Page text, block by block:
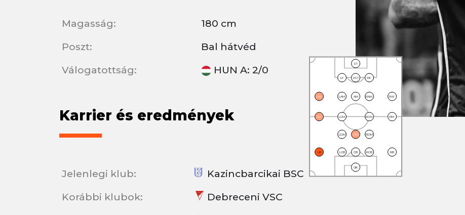
Magasság:
180 cm
Poszt:
Bal hátvéd
Válogatottság:
HUN A: 2/0
Karrier és eredmények
Jelenlegi klub:
Kazincbarcikai BSC
Korábbi klubok:
Debreceni VSC
ST
LF 2ST RF
LW LAM AM RAM RW
LM LCM RCM RM
LDM DM RDM
LB LCB CB RCB RB
GK